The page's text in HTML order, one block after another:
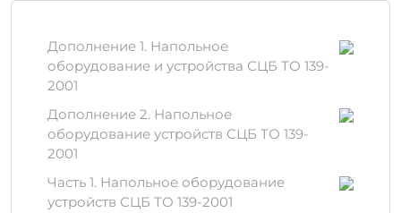
воздействиям и химическим
коррозиям.
Низкая степень усадки.
Долговечность эксплуатации, что
важно для минимизации затрат на
обслуживание.
Материалы и технологии
Дополнение 1. Напольное
оборудование и устройства СЦБ ТО 139-
2001
Дополнение 2. Напольное
оборудование устройств СЦБ ТО 139-
2001
Часть 1. Напольное оборудование
устройств СЦБ ТО 139-2001